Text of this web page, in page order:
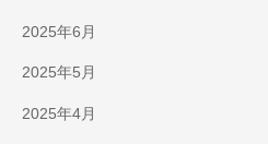
2025年6月
2025年5月
2025年4月